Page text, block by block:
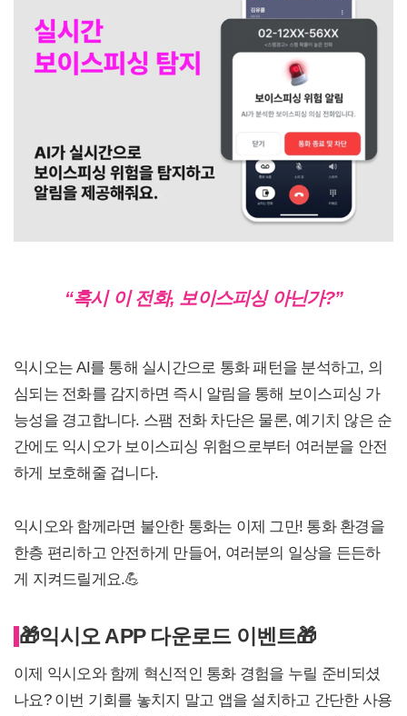
“혹시 이 전화, 보이스피싱 아닌가?”
익시오는 AI를 통해 실시간으로 통화 패턴을 분석하고, 의
심되는 전화를 감지하면 즉시 알림을 통해 보이스피싱 가
능성을 경고합니다. 스팸 전화 차단은 물론, 예기치 않은 순
간에도 익시오가 보이스피싱 위험으로부터 여러분을 안전
하게 보호해줄 겁니다.
익시오와 함께라면 불안한 통화는 이제 그만! 통화 환경을
한층 편리하고 안전하게 만들어, 여러분의 일상을 든든하
게 지켜드릴게요.💪
🎁익시오 APP 다운로드 이벤트🎁
이제 익시오와 함께 혁신적인 통화 경험을 누릴 준비되셨
나요? 이번 기회를 놓치지 말고 앱을 설치하고 간단한 사용